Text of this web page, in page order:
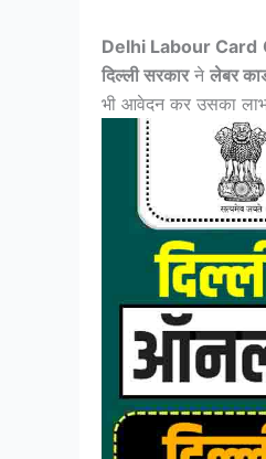
Delhi Labour Card
दिल्लीसरकारने लेबर
भी आवेदन कर उसका